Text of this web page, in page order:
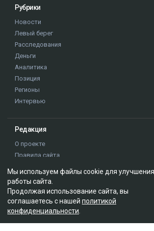
Рубрики
Новости
Левый берег
Расследования
Деньги
Аналитика
Позиция
Регионы
Интервью
Редакция
О проекте
Правила сайта
Контакты
Редакционная политика
Мы в социальных сетях
Мы используем файлы cookie для улучшения
работы сайта.
Продолжая использование сайта, вы
соглашаетесь с нашей политикой
конфиденциальности